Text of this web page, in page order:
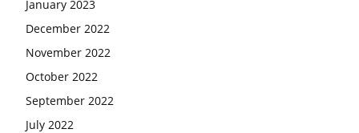
January 2023
December 2022
November 2022
October 2022
September 2022
July 2022